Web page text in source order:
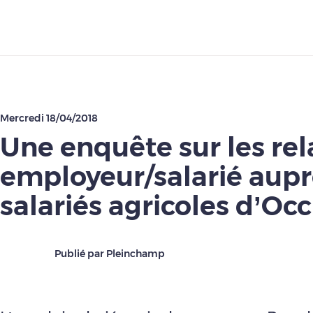
Mercredi 18/04/2018
Une enquête sur les
employeur/salarié
salariés agricoles
Publié par Pleinchamp